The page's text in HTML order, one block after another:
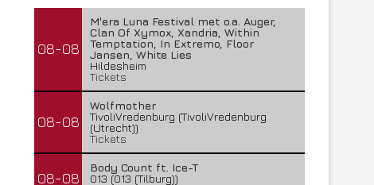
08-08
M'era Luna Festival met o.a. Auger,
Clan Of Xymox, Xandria, Within
Temptation, In Extremo, Floor
Jansen, White Lies
Hildesheim
Tickets
08-08
Wolfmother
TivoliVredenburg (TivoliVredenburg
(Utrecht))
Tickets
08-08
Body Count ft. Ice-T
013 (013 (Tilburg))